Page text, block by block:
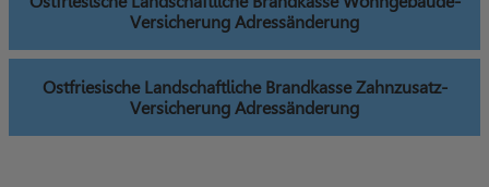
Versicherung Adressänderung
Ostfriesische Landschaftliche Brandkasse Zahnzusatz-
Versicherung Adressänderung